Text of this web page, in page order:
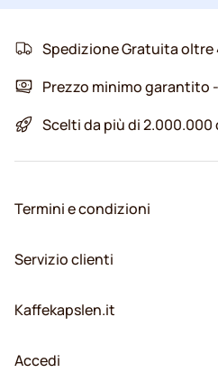
Spedizione Gratuita oltre
Prezzo minimo garantito
Scelti da più di 2.000.000
Termini e condizioni
Servizio clienti
Kaffekapslen.it
Accedi